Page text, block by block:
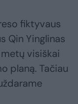
fiktyvaus
Qin Yinglinas
visiškai
planą. Tačiau